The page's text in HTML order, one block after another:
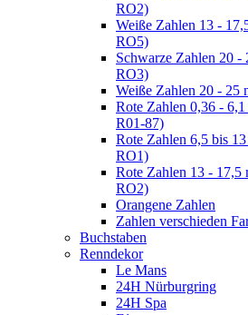
RO2)
Weiße Zahlen 13 -
RO5)
Schwarze Zahlen 20
RO3)
Weiße Zahlen 20 - 25
Rote Zahlen 0,36 -
R01-87)
Rote Zahlen 6,5 bis
RO1)
Rote Zahlen 13 - 17,5
RO2)
Orangene Zahlen
Zahlen verschieden
Buchstaben
Renndekor
Le Mans
24H Nürburgring
24H Spa